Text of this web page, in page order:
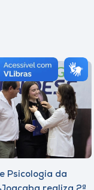
Psicologia da